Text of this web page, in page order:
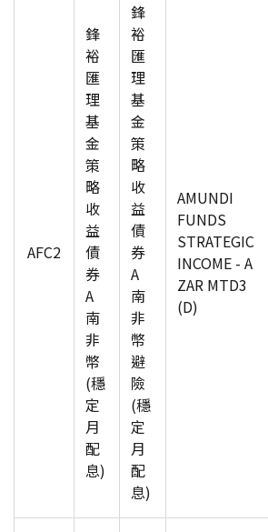
AFC2
鋒
裕
匯
理
基
金
策
略
收
益
債
券
A
南
非
幣
(穩
定
月
配
息)
鋒
裕
匯
理
基
金
策
略
收
益
債
券
A
南
非
幣
避
險
(穩
定
月
配
息)
AMUNDI
FUNDS
STRATEGIC
INCOME - A
ZAR MTD3
(D)